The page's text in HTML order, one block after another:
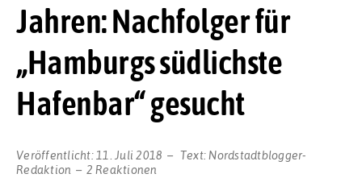
Jahren: Nachfolger für
„Hamburgs südlichste
Hafenbar“ gesucht
Veröffentlicht: 11. Juli 2018 Text: Nordstadtblogger-
Redaktion
2 Reaktionen